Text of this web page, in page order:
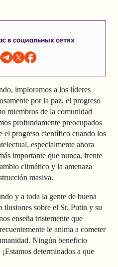
в социальных сетях
imploramos a los líderes
por la paz, el progreso
miembros de la comunidad
profundamente preocupados
el progreso científico cuando los
especialmente ahora
importante que nunca, frente
climático y la amenaza
masiva.
y a toda la gente de buena
ilusiones sobre el Sr. Putin y su
enseña tristemente que
le anima a cometer
Ningún beneficio
determinados a que